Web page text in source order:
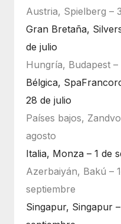
Austria, Spielberg –
Gran Bretaña,
de julio
Hungría, Budapest –
Bélgica,
28 de julio
Países bajos,
agosto
Italia, Monza – 1 de
Azerbaiyán, Bakú –
septiembre
Singapur, Singapur